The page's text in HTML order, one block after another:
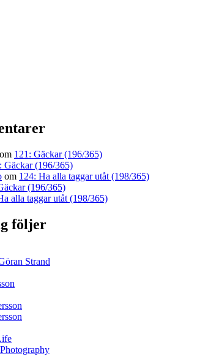
121: Gäckar (196/365)
Gäckar (196/365)
om 124: Ha alla taggar utåt (198/365)
(196/365)
alla taggar utåt (198/365)
följer
Strand